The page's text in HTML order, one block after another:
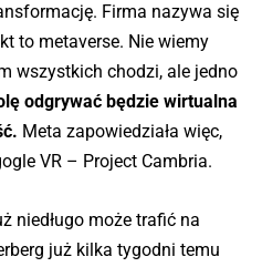
Firma nazywa się
to metaverse. Nie wiemy
wszystkich chodzi, ale jedno
odgrywać będzie wirtualna
Meta zapowiedziała więc,
VR – Project Cambria.
niedługo może trafić na
już kilka tygodni temu